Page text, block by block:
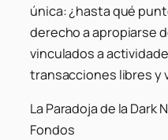
única: ¿hasta qué
derecho a apropiarse
vinculados a
transacciones libres y
La Paradoja de la Dark
Fondos